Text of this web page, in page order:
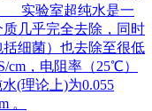
实验室超纯水是一
几乎完全去除，同时
细菌）也去除至很低
cm，电阻率（25℃）
(理论上)为0.055
。